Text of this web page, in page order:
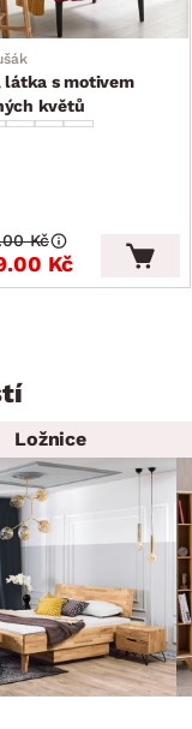
látka s motivem
květů
Kč
Kč
Ložnice